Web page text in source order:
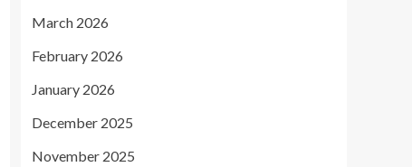
March 2026
February 2026
January 2026
December 2025
November 2025